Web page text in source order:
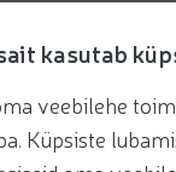
kasutab
veebilehe
Küpsiste